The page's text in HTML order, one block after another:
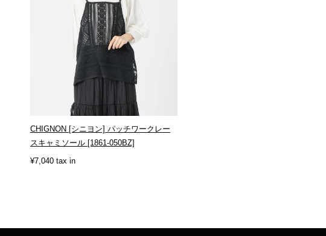
CHIGNON [シニヨン] パッチワークレー
スキャミソール [1861-050BZ]
¥7,040 tax in